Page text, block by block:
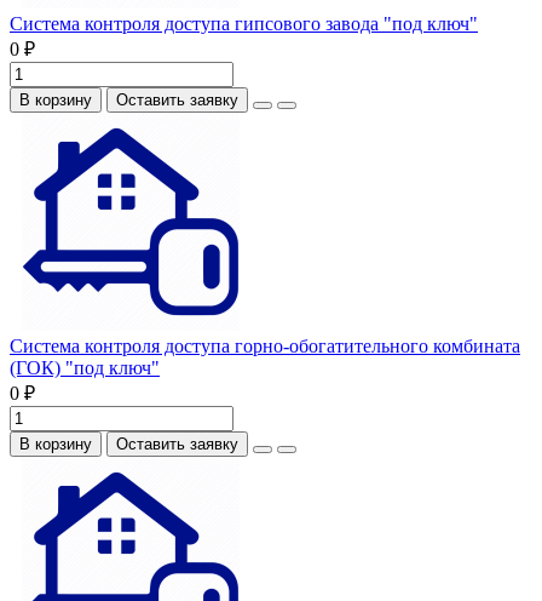
Система контроля доступа гипсового завода "под ключ"
0 ₽
В корзину Оставить заявку
Система контроля доступа горно-обогатительного комбината
(ГОК) "под ключ"
0 ₽
В корзину Оставить заявку